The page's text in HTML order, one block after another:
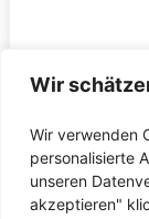
Wir
Wir verwenden
personalisierte
unseren
akzeptieren"